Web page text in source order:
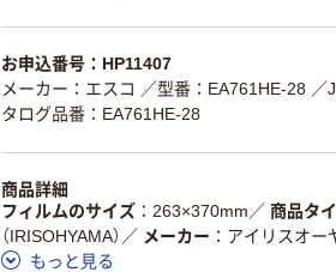
お申込番号：HP11407
メーカー：エスコ ／型番：EA761HE-28 ／
タログ品番：EA761HE-28
商品詳細
フィルムのサイズ
263×370mm ／ 商品タ
（IRISOHYAMA） ／ メーカー アイリスオー
もっと見る